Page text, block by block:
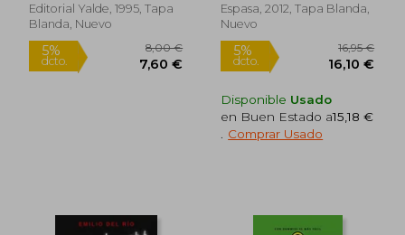
5%
dcto.
Editorial Yalde, 1995, Tapa
Blanda, Nuevo
Espasa, 2012, Tapa Blanda,
Nuevo
Disponible Usado
en Buen Estado a15,18 €
Comprar Usado